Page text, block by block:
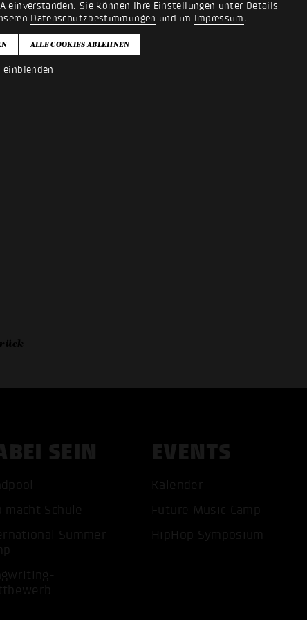
einverstanden. Sie können Ihre Einstellungen unter Details
Datenschutzbestimmungen und im Impressum.
ALLE COOKIES AKZEPTIEREN
einblenden
SEIN
macht Schule
Summer
EVENTS
Kalender
Future Music Camp
HipHop Symposium